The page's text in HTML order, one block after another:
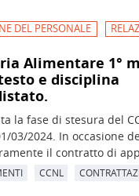
DEL PERSONALE
Alimentare 1°
e disciplina
la fase di stesura del
03/2024. In occasione
il contratto di
CCNL